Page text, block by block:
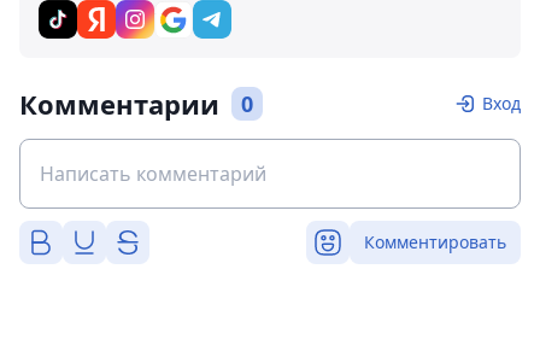
Комментарии 0 Вход
Комментировать